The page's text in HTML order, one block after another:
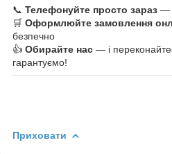
📞 Телефонуйте просто зараз —
🛒 Оформлюйте замовлення
безпечно
👍 Обирайте нас — і
гарантуємо!
Приховати